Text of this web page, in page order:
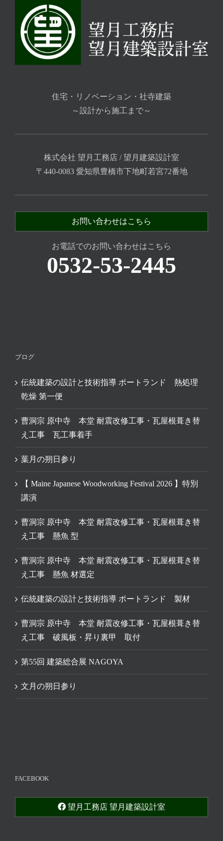
住宅・リノベーション・社寺建築
～設計から施工まで～
株式会社 望月工務店 / 望月建築設計室
〒440-0083 愛知県豊橋市下地町若宮72番地
お問い合わせはこちら
お電話でのお問い合わせはこちら
0532-53-2445
ブログ
伝統建築の設計と技術指導 ポートランド 熱処理
乾燥 第一便
曹洞宗 原中寺 本堂 耐震改修工事・瓦屋根葺き替
え工事 瓦工事着手
葉月の朔日参り
【 Maine Japanese Woodworking Festival 2026 】特別
講演
曹洞宗 原中寺 本堂 耐震改修工事・瓦屋根葺き替
え工事 懸魚 型
曹洞宗 原中寺 本堂 耐震改修工事・瓦屋根葺き替
え工事 懸魚 材選定
伝統建築の設計と技術指導 ポートランド 製材
曹洞宗 原中寺 本堂 耐震改修工事・瓦屋根葺き替
え工事 破風板・昇り裏甲 取付
第55回 建築総合展 NAGOYA
文月の朔日参り
FACEBOOK
望月工務店 望月建築設計室